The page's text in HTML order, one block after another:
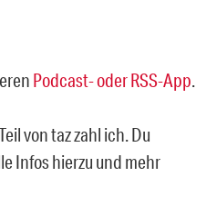
Podcast- oder RSS-App.
von taz zahl ich. Du
Infos hierzu und mehr